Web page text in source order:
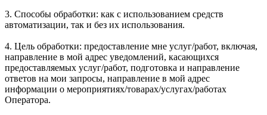
3. Способы обработки: как с использованием средств
автоматизации, так и без их использования.
4. Цель обработки: предоставление мне услуг/работ, включая,
направление в мой адрес уведомлений, касающихся
предоставляемых услуг/работ, подготовка и направление
ответов на мои запросы, направление в мой адрес
информации о мероприятиях/товарах/услугах/работах
Оператора.